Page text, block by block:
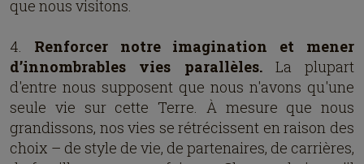
que nous visitons.
4. Renforcer notre imagination et mener
d’innombrables vies parallèles.La plupart
d'entre nous supposent que nous n'avons qu'une
seule vie sur cette Terre. À mesure que nous
grandissons, nos vies se rétrécissent en raison des
choix – de style de vie, de partenaires, de carrières,